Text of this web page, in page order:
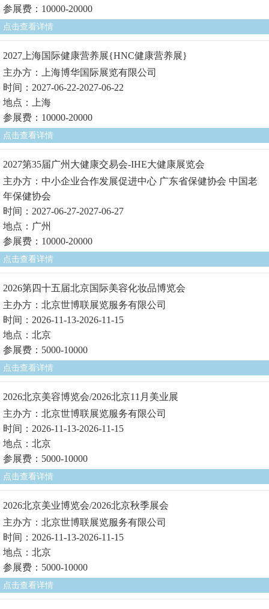
参展费：10000-20000
点击查看详情
2027上海国际健康营养展{HNC健康营养展}
主办方：上海博华国际展览有限公司
时间：2027-06-22-2027-06-22
地点：上海
参展费：10000-20000
点击查看详情
2027第35届广州大健康交易会-IHE大健康展览会
主办方：中小企业合作发展促进中心 广东省保健协会 中国老
年保健协会
时间：2027-06-27-2027-06-27
地点：广州
参展费：10000-20000
点击查看详情
2026第四十五届北京国际美容化妆品博览会
主办方：北京世博联展览服务有限公司
时间：2026-11-13-2026-11-15
地点：北京
参展费：5000-10000
点击查看详情
2026北京美容博览会/2026北京11月美业展
主办方：北京世博联展览服务有限公司
时间：2026-11-13-2026-11-15
地点：北京
参展费：5000-10000
点击查看详情
2026北京美业博览会/2026北京秋季展会
主办方：北京世博联展览服务有限公司
时间：2026-11-13-2026-11-15
地点：北京
参展费：5000-10000
点击查看详情